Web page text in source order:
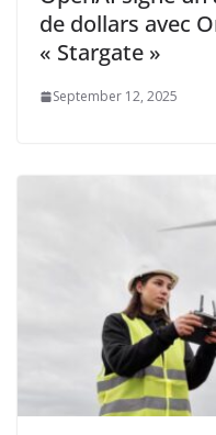
de dollars avec
« Stargate »
September 12, 2025